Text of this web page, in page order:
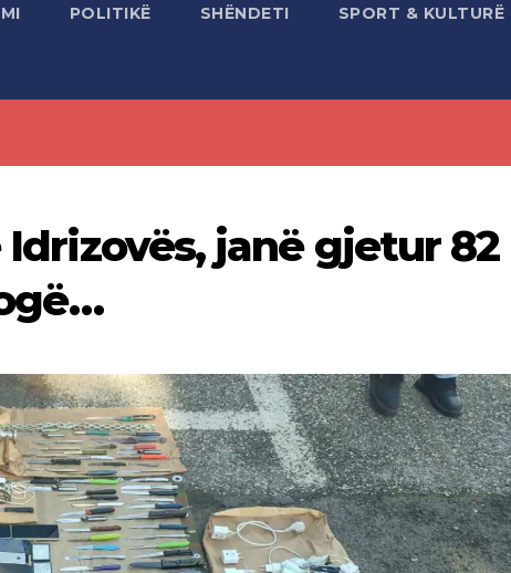
POLITIKË SHËNDETI SPORT & KULTURË
janë gjetur 82